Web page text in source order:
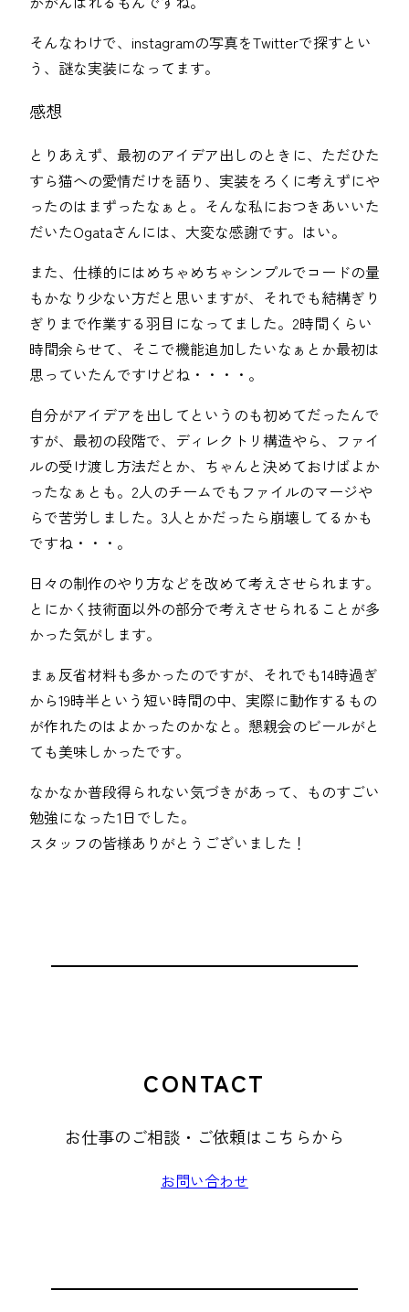
そんなわけで、instagramの写真をTwitterで探すとい
う、謎な実装になってます。
感想
とりあえず、最初のアイデア出しのときに、ただひた
すら猫への愛情だけを語り、実装をろくに考えずにや
ったのはまずったなぁと。そんな私におつきあいいた
だいたOgataさんには、大変な感謝です。はい。
また、仕様的にはめちゃめちゃシンプルでコードの量
もかなり少ない方だと思いますが、それでも結構ぎり
ぎりまで作業する羽目になってました。2時間くらい
時間余らせて、そこで機能追加したいなぁとか最初は
思っていたんですけどね・・・・。
自分がアイデアを出してというのも初めてだったんで
すが、最初の段階で、ディレクトリ構造やら、ファイ
ルの受け渡し方法だとか、ちゃんと決めておけばよか
ったなぁとも。2人のチームでもファイルのマージや
らで苦労しました。3人とかだったら崩壊してるかも
ですね・・・。
日々の制作のやり方などを改めて考えさせられます。
とにかく技術面以外の部分で考えさせられることが多
かった気がします。
まぁ反省材料も多かったのですが、それでも14時過ぎ
から19時半という短い時間の中、実際に動作するもの
が作れたのはよかったのかなと。懇親会のビールがと
ても美味しかったです。
なかなか普段得られない気づきがあって、ものすごい
勉強になった1日でした。
スタッフの皆様ありがとうございました！
CONTACT
お仕事のご相談・ご依頼はこちらから
お問い合わせ